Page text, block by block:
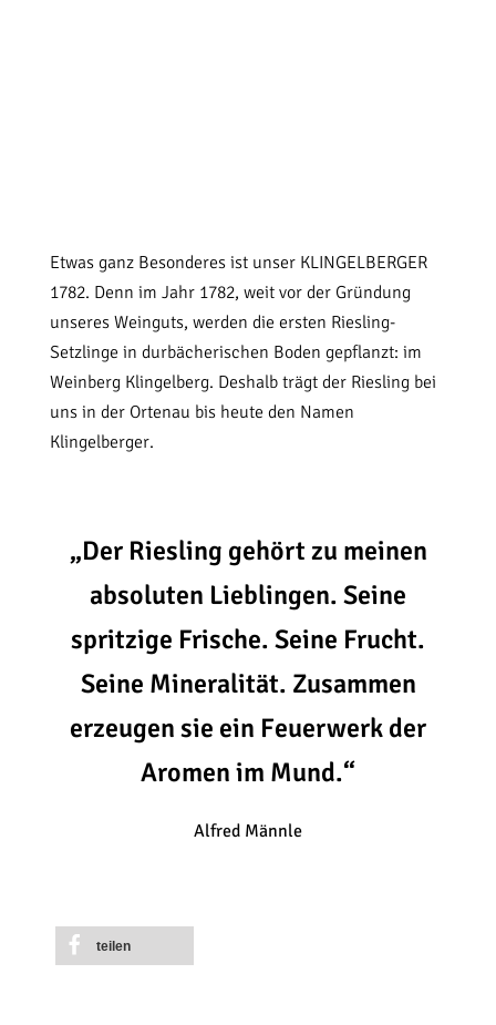
Etwas ganz Besonderes ist unser KLINGELBERGER
1782. Denn im Jahr 1782, weit vor der Gründung
unseres Weinguts, werden die ersten Riesling-
Setzlinge in durbächerischen Boden gepflanzt: im
Weinberg Klingelberg. Deshalb trägt der Riesling bei
uns in der Ortenau bis heute den Namen
Klingelberger.
„Der Riesling gehört zu meinen
absoluten Lieblingen. Seine
spritzige Frische. Seine Frucht.
Seine Mineralität. Zusammen
erzeugen sie ein Feuerwerk der
Aromen im Mund.“
Alfred Männle
teilen